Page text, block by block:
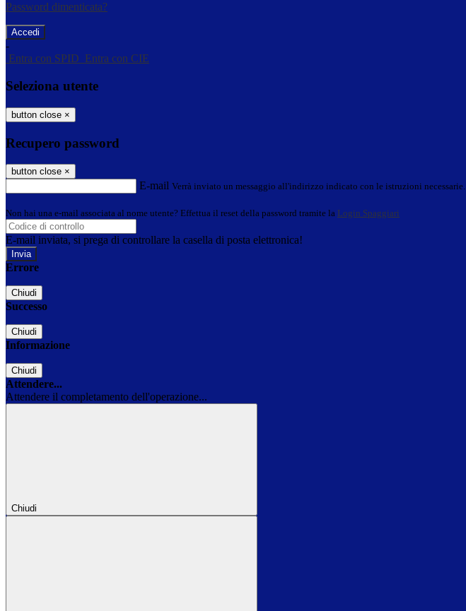
Password dimenticata?
-
Entra con SPID Entra con CIE
Seleziona utente
button close ×
Recupero password
button close ×
E-mail Verrà inviato un messaggio all'indirizzo indicato con le istruzioni necessarie.
Non hai una e-mail associata al nome utente? Effettua il reset della password tramite la Login Spaggiari
E-mail inviata, si prega di controllare la casella di posta elettronica!
Errore
Chiudi
Successo
Chiudi
Informazione
Chiudi
Attendere...
Attendere il completamento dell'operazione...
Chiudi